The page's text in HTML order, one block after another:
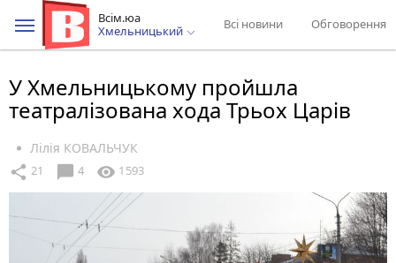
Всім.юа
Хмельницький
Всі новини Обговорення
У Хмельницькому пройшла
театралізована хода Трьох Царів
Лілія КОВАЛЬЧУК
share 21 chat_bubble 4 visibility 1593